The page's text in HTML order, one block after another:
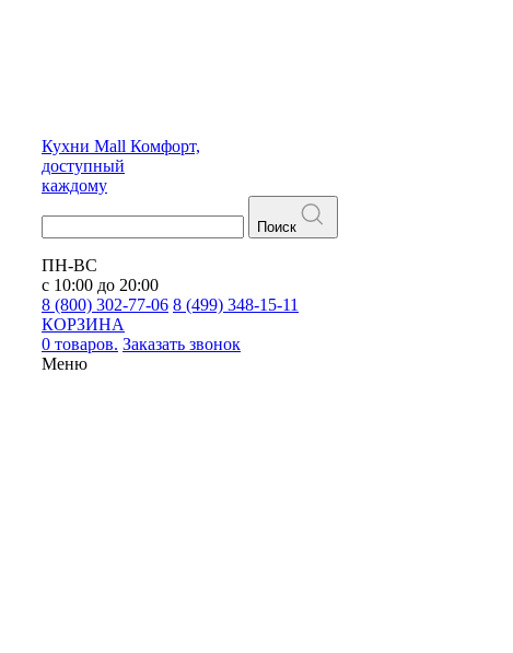
Кухни Mall Комфорт,
доступный
каждому
Поиск
ПН-ВС
с 10:00 до 20:00
8 (800) 302-77-06 8 (499) 348-15-11
КОРЗИНА
0 товаров. Заказать звонок
Меню